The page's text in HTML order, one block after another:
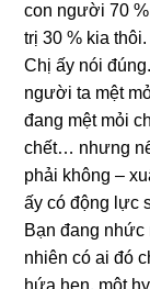
con người 70
trị 30 % kia thôi.
Chị ấy nói
người ta mệt
đang mệt mỏi
chết… nhưng
phải không –
ấy có động lực
Bạn đang
nhiên có ai đó
hứa hẹn, một